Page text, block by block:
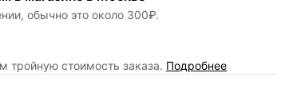
обычно это около 300₽.
тройную стоимость заказа. Подробнее